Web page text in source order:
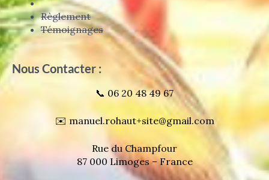
Règlement
Témoignages
Nous Contacter :
📞 06 20 48 49 67
✉️ manuel.rohaut+site@gmail.com
Rue du Champfour
87 000 Limoges – France